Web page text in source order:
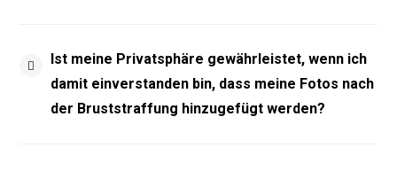
Ist meine Privatsphäre gewährleistet, wenn ich
damit einverstanden bin, dass meine Fotos nach
der Bruststraffung hinzugefügt werden?